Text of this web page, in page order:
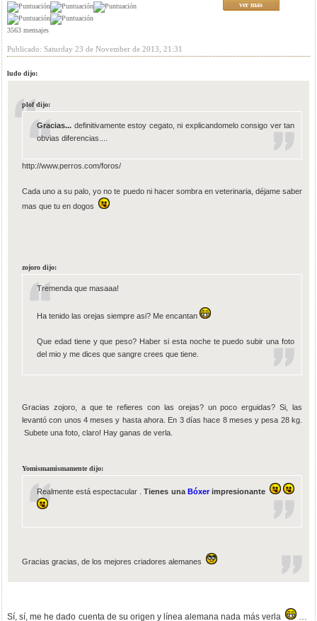
3563 mensajes
ver mas
Publicado: Saturday 23 de November de 2013, 21:31
ludo dijo:
plof dijo:
Gracias... definitivamente estoy cegato, ni explicandomelo consigo ver tan
obvias diferencias....
http://www.perros.com/foros/
Cada uno a su palo, yo no te puedo ni hacer sombra en veterinaria, déjame saber
mas que tu en dogos
zojoro dijo:
Tremenda que masaaa!
Ha tenido las orejas siempre asi? Me encantan
Que edad tiene y que peso? Haber si esta noche te puedo subir una foto
del mio y me dices que sangre crees que tiene.
Gracias zojoro, a que te refieres con las orejas? un poco erguidas? Si, las
levantó con unos 4 meses y hasta ahora. En 3 días hace 8 meses y pesa 28 kg.
Subete una foto, claro! Hay ganas de verla.
Yomismamismamente dijo:
Realmente está espectacular . Tienes una Bóxerimpresionante
Gracias gracias, de los mejores criadores alemanes
Sí, sí, me he dado cuenta de su origen y línea alemana nada más verla